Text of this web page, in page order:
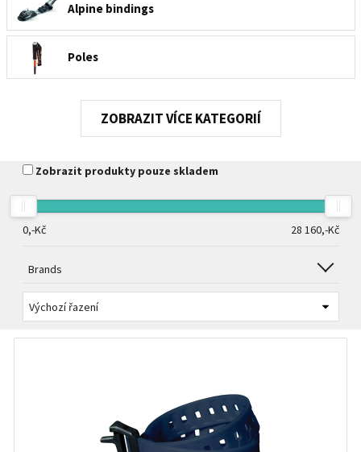
Alpine bindings
Poles
Lyžařské helmy
Lyžařské chrániče, páteřáky
Vosky a smývače vosků
Oblečení na lyže
KATEGORIÍ
Zobrazit produkty pouze skladem
0,-Kč 28 160,-Kč
Brands